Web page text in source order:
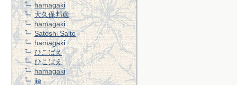
hamagaki
大久保邦彦
hamagaki
Satoshi Saito
hamagaki
ひこばえ
ひこばえ
hamagaki
jie